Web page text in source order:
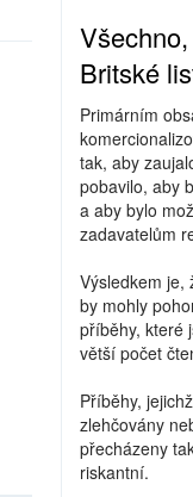
Britské
Primárním
tak, aby
pobavilo, aby
a aby bylo
zadavatelům
Výsledkem je,
by mohly
příběhy, které
větší počet
Příběhy,
zlehčovány
přecházeny
riskantní.